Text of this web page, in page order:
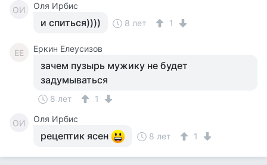
ОИ Оля Ирбис
и спиться)))) 8 лет 1
ЕЕ Еркин Елеусизов
зачем пузырь мужику не будет
задумываться
8 лет 1
ОИ Оля Ирбис
рецептик ясен 8 лет 1